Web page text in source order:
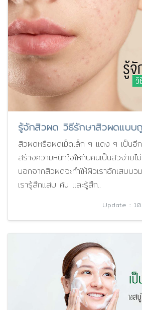
รู้จักสิวผด วิธีรักษาสิวผดแบบ
สิวผดหรือผดเม็ดเล็ก ๆ แดง ๆ เป็น
สร้างความหนักใจให้กับคนเป็นสิวง่ายไ
นอกจากสิวผดจะทำให้ผิวเราอักเสบบ
เรารู้สึกแสบ คัน และรู้สึก..
Update :